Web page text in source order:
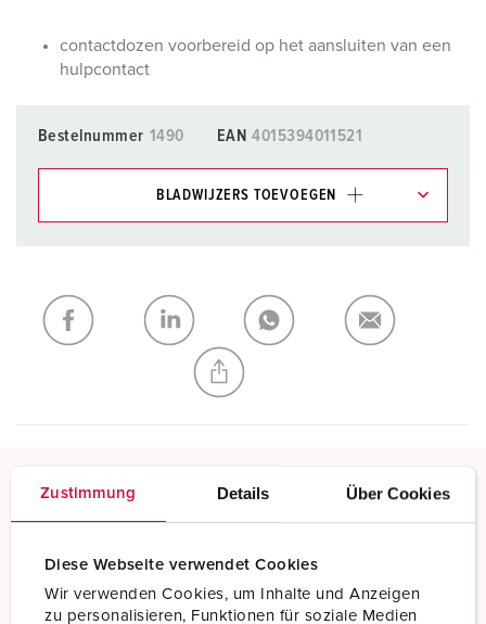
Zustimmung Details Über Cookies
Diese Webseite verwendet Cookies
Wir verwenden Cookies, um Inhalte und Anzeigen
zu personalisieren, Funktionen für soziale Medien
contactdozen voorbereid op het aansluiten van een
hulpcontact
Bestelnummer 1490 EAN 4015394011521
BLADWIJZERS TOEVOEGEN
Mijn lijst TOEVOEGEN
NIEUW LIJST MAKEN
Meer informatie